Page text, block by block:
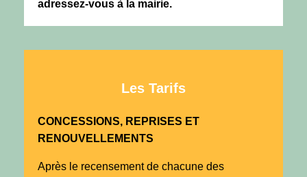
adressez-vous à la mairie.
Les Tarifs
CONCESSIONS, REPRISES ET
RENOUVELLEMENTS
Après le recensement de chacune des